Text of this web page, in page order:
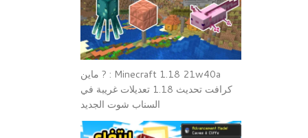
Minecraft 1.18 21w40a : ? ماين
كرافت تحديث 1.18 تعديلات غريبة في
السناب شوت الجديد